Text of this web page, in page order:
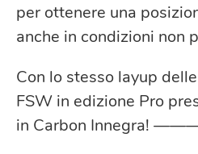
per ottenere una
anche in condizioni non
Con lo stesso layup
FSW in edizione Pro
in Carbon Innegra!